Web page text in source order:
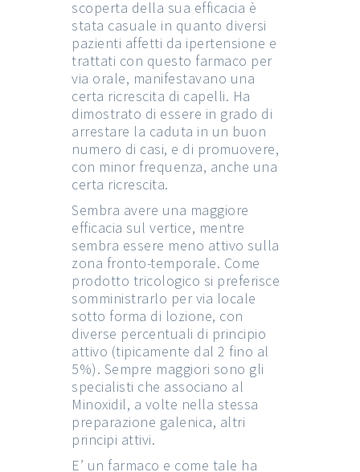
scoperta della sua efficacia è
stata casuale in quanto diversi
pazienti affetti da ipertensione e
trattati con questo farmaco per
via orale, manifestavano una
certa ricrescita di capelli. Ha
dimostrato di essere in grado di
arrestare la caduta in un buon
numero di casi, e di promuovere,
con minor frequenza, anche una
certa ricrescita.
Sembra avere una maggiore
efficacia sul vertice, mentre
sembra essere meno attivo sulla
zona fronto-temporale. Come
prodotto tricologico si preferisce
somministrarlo per via locale
sotto forma di lozione, con
diverse percentuali di principio
attivo (tipicamente dal 2 fino al
5%). Sempre maggiori sono gli
specialisti che associano al
Minoxidil, a volte nella stessa
preparazione galenica, altri
principi attivi.
E’ un farmaco e come tale ha